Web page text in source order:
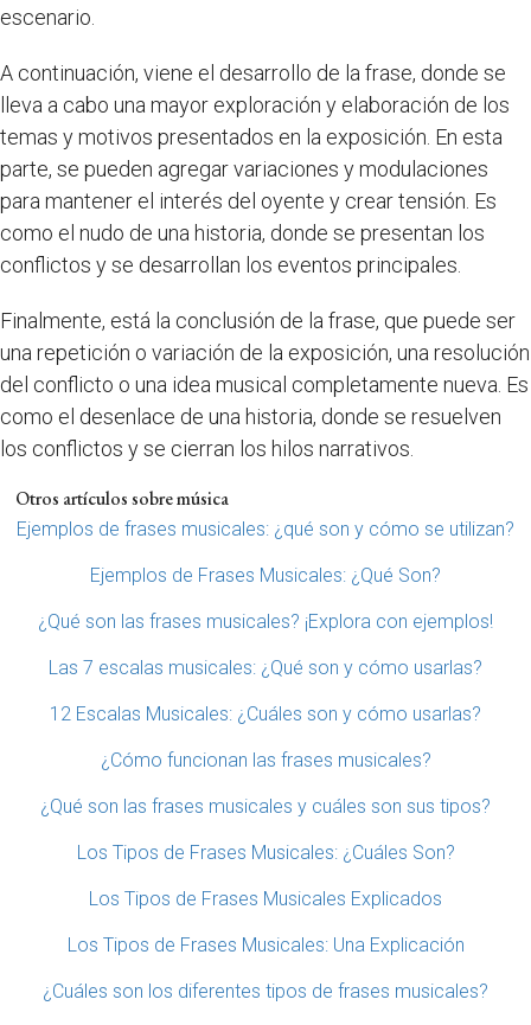
escenario.
A continuación, viene el desarrollo de la frase, donde se
lleva a cabo una mayor exploración y elaboración de los
temas y motivos presentados en la exposición. En esta
parte, se pueden agregar variaciones y modulaciones
para mantener el interés del oyente y crear tensión. Es
como el nudo de una historia, donde se presentan los
conflictos y se desarrollan los eventos principales.
Finalmente, está la conclusión de la frase, que puede ser
una repetición o variación de la exposición, una resolución
del conflicto o una idea musical completamente nueva. Es
como el desenlace de una historia, donde se resuelven
los conflictos y se cierran los hilos narrativos.
Otros artículos sobre música
Ejemplos de frases musicales: ¿qué son y cómo se utilizan?
Ejemplos de Frases Musicales: ¿Qué Son?
¿Qué son las frases musicales? ¡Explora con ejemplos!
Las 7 escalas musicales: ¿Qué son y cómo usarlas?
12 Escalas Musicales: ¿Cuáles son y cómo usarlas?
¿Cómo funcionan las frases musicales?
¿Qué son las frases musicales y cuáles son sus tipos?
Los Tipos de Frases Musicales: ¿Cuáles Son?
Los Tipos de Frases Musicales Explicados
Los Tipos de Frases Musicales: Una Explicación
¿Cuáles son los diferentes tipos de frases musicales?